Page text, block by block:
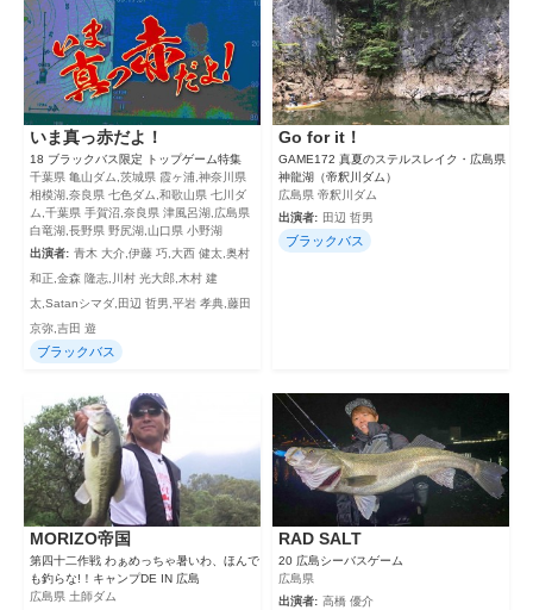
いま真っ赤だよ！
18 ブラックバス限定 トップゲーム特集
千葉県 亀山ダム,茨城県 霞ヶ浦,神奈川県
相模湖,奈良県 七色ダム,和歌山県 七川ダ
ム,千葉県 手賀沼,奈良県 津風呂湖,広島県
白竜湖,長野県 野尻湖,山口県 小野湖
出演者: 青木 大介,伊藤 巧,大西 健太,奥村
和正,金森 隆志,川村 光大郎,木村 建
太,Satanシマダ,田辺 哲男,平岩 孝典,藤田
京弥,吉田 遊
ブラックバス
Go for it！
GAME172 真夏のステルスレイク・広島県
神龍湖（帝釈川ダム）
広島県 帝釈川ダム
出演者: 田辺 哲男
ブラックバス
MORIZO帝国
第四十二作戦 わぁめっちゃ暑いわ、ほんで
も釣らな!！キャンプDE IN 広島
広島県 土師ダム
RAD SALT
20 広島シーバスゲーム
広島県
出演者: 高橋 優介